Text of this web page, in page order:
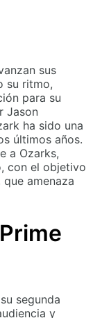
sus
su ritmo,
para su
Jason
ha sido una
últimos años.
a Ozarks,
con el objetivo
amenaza
segunda
y